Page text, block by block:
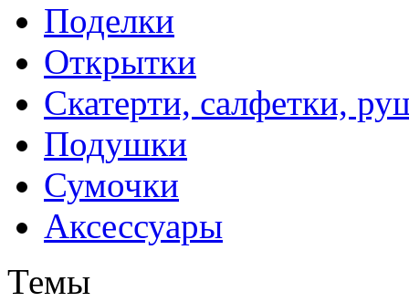
Поделки
Открытки
Скатерти, салфетки,
Подушки
Сумочки
Аксессуары
Темы